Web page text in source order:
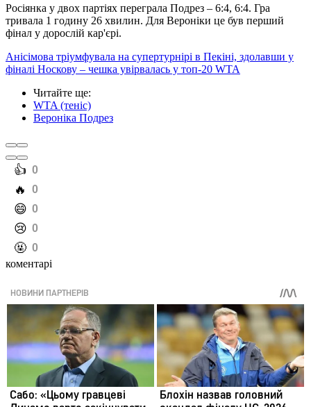
Росіянка у двох партіях переграла Подрез – 6:4, 6:4. Гра
тривала 1 годину 26 хвилин. Для Вероніки це був перший
фінал у дорослій кар'єрі.
Анісімова тріумфувала на супертурнірі в Пекіні, здолавши у
фіналі Носкову – чешка увірвалась у топ-20 WTA
Читайте ще:
WTA (теніс)
Вероніка Подрез
️👍 0
️🔥 0
️😄 0
️😢 0
️🤬 0
коментарі